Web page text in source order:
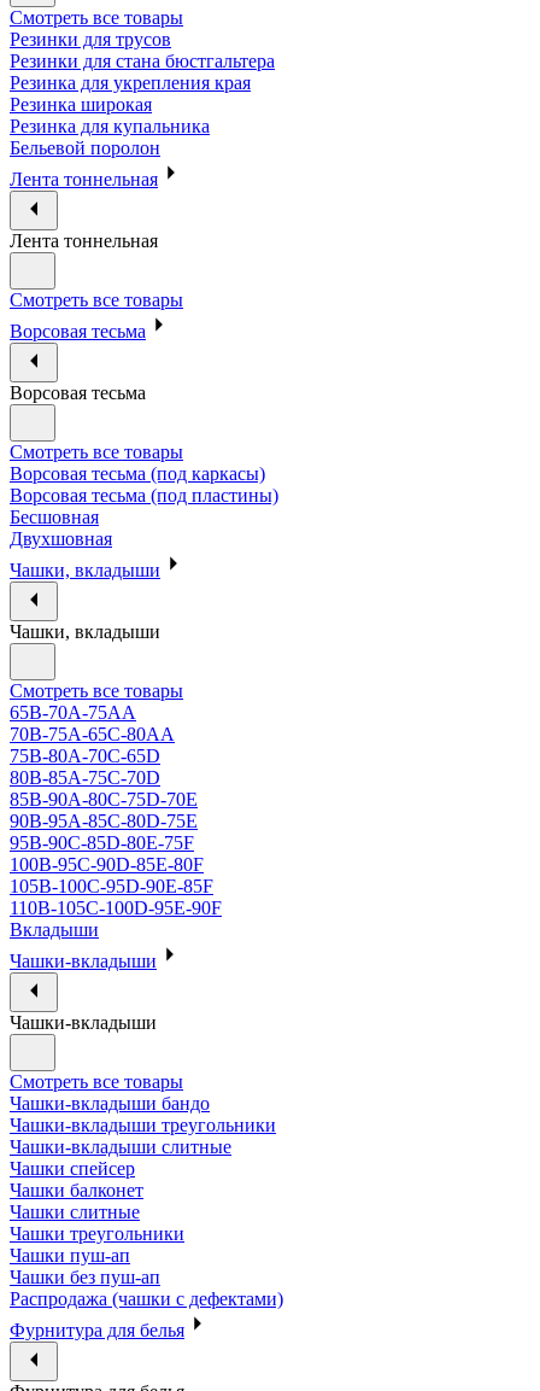
Смотреть все товары
Резинки для трусов
Резинки для стана бюстгальтера
Резинка для укрепления края
Резинка широкая
Резинка для купальника
Бельевой поролон
Лента тоннельная
Лента тоннельная
Смотреть все товары
Ворсовая тесьма
Ворсовая тесьма
Смотреть все товары
Ворсовая тесьма (под каркасы)
Ворсовая тесьма (под пластины)
Бесшовная
Двухшовная
Чашки, вкладыши
Чашки, вкладыши
Смотреть все товары
65B-70A-75АА
70В-75А-65С-80АА
75В-80А-70С-65D
80В-85А-75С-70D
85В-90А-80С-75D-70E
90B-95A-85C-80D-75E
95B-90C-85D-80E-75F
100B-95C-90D-85E-80F
105B-100C-95D-90E-85F
110B-105C-100D-95E-90F
Вкладыши
Чашки-вкладыши
Чашки-вкладыши
Смотреть все товары
Чашки-вкладыши бандо
Чашки-вкладыши треугольники
Чашки-вкладыши слитные
Чашки спейсер
Чашки балконет
Чашки слитные
Чашки треугольники
Чашки пуш-ап
Чашки без пуш-ап
Распродажа (чашки с дефектами)
Фурнитура для белья